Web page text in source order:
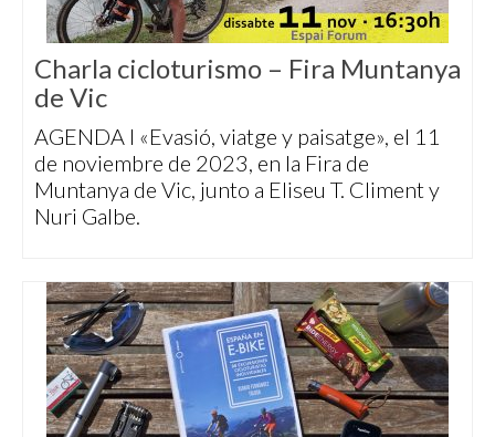
Charla cicloturismo – Fira Muntanya
de Vic
AGENDA I «Evasió, viatge y paisatge», el 11
de noviembre de 2023, en la Fira de
Muntanya de Vic, junto a Eliseu T. Climent y
Nuri Galbe.